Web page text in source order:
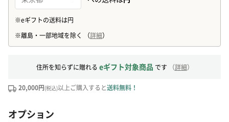
住所を知らずに贈れる eギフト対象商品 です （詳細）
20,000円(税込)以上ご購入すると送料無料！
オプション